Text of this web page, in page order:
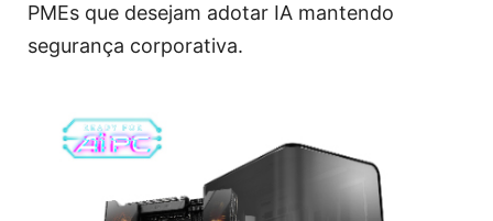
PMEs que desejam adotar IA mantendo
segurança corporativa.